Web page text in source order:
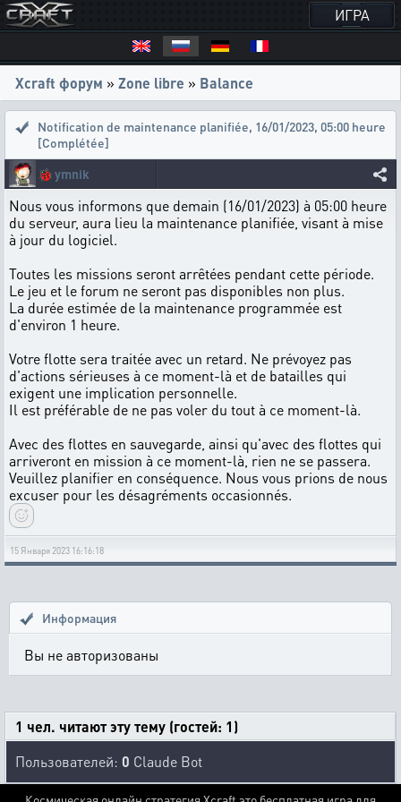
ИГРА
Xcraft форум » Zone libre » Balance
Notification de maintenance planifiée, 16/01/2023, 05:00 heure
[Complétée]
🐞 ymnik
Nous vous informons que demain (16/01/2023) à 05:00 heure
du serveur, aura lieu la maintenance planifiée, visant à mise
à jour du logiciel.
Toutes les missions seront arrêtées pendant cette période.
Le jeu et le forum ne seront pas disponibles non plus.
La durée estimée de la maintenance programmée est
d'environ 1 heure.
Votre flotte sera traitée avec un retard. Ne prévoyez pas
d'actions sérieuses à ce moment-là et de batailles qui
exigent une implication personnelle.
Il est préférable de ne pas voler du tout à ce moment-là.
Avec des flottes en sauvegarde, ainsi qu'avec des flottes qui
arriveront en mission à ce moment-là, rien ne se passera.
Veuillez planifier en conséquence. Nous vous prions de nous
excuser pour les désagréments occasionnés.
15 Января 2023 16:16:18
Информация
Вы не авторизованы
1 чел. читают эту тему (гостей: 1)
Пользователей: 0 Claude Bot